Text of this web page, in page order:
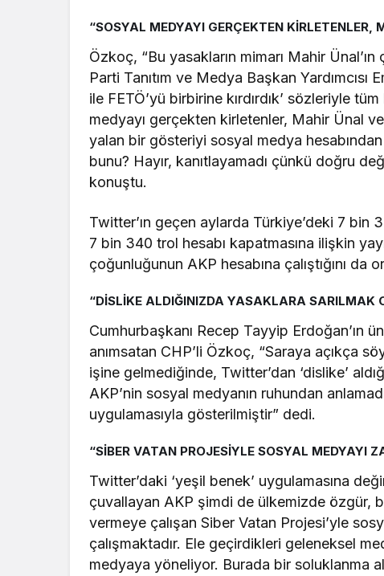
“SOSYAL MEDYAYI GERÇEKTEN KİRLETENLER,
Özkoç, “Bu yasakların mimarı Mahir
Parti Tanıtım ve Medya Başkan Yardımcısı
ile FETÖ’yü birbirine kırdırdık’ sözleriyle
medyayı gerçekten kirletenler, Mahir Ünal
yalan bir gösteriyi sosyal medya
bunu? Hayır, kanıtlayamadı çünkü doğru
konuştu.
Twitter’ın geçen aylarda Türkiye’deki 7 bin
7 bin 340 trol hesabı kapatmasına ilişkin
çoğunluğunun AKP hesabına çalıştığını da
“DİSLİKE ALDIĞINIZDA YASAKLARA SARILMAK
Cumhurbaşkanı Recep Tayyip Erdoğan’ın
anımsatan CHP’li Özkoç, “Saraya açıkça
işine gelmediğinde, Twitter’dan ‘dislike’
AKP’nin sosyal medyanın ruhundan
uygulamasıyla gösterilmiştir” dedi.
“SİBER VATAN PROJESİYLE SOSYAL MEDYAYI
Twitter’daki ‘yeşil benek’ uygulamasına
çuvallayan AKP şimdi de ülkemizde özgür,
vermeye çalışan Siber Vatan Projesi’yle
çalışmaktadır. Ele geçirdikleri geleneksel
medyaya yöneliyor. Burada bir soluklanma